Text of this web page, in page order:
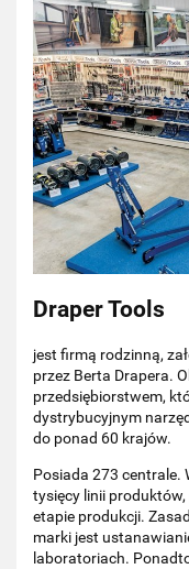
Draper Tools
jest firmą rodzinną,
przez Berta Drapera.
przedsiębiorstwem,
dystrybucyjnym
do ponad 60 krajów.
Posiada 273 centrale.
tysięcy linii
etapie produkcji.
marki jest
laboratoriach.